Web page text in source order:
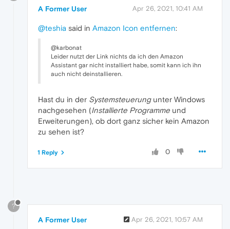
A Former User Apr 26, 2021, 10:41 AM
@teshia said in Amazon Icon entfernen:
@karbonat
Leider nutzt der Link nichts da ich den Amazon
Assistant gar nicht installiert habe, somit kann ich ihn
auch nicht deinstallieren.
Hast du in der Systemsteuerungunter Windows
nachgesehen (Installierte Programme und
Erweiterungen), ob dort ganz sicher kein Amazon
zu sehen ist?
0
1 Reply
?
A Former User Apr 26, 2021, 10:57 AM